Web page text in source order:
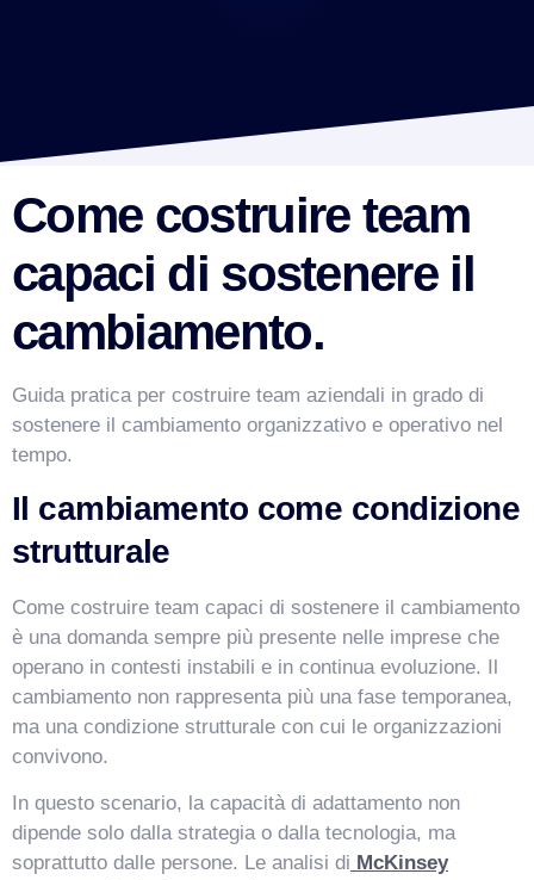
Come costruire team
capaci di sostenere il
cambiamento.
Guida pratica per costruire team aziendali in grado di
sostenere il cambiamento organizzativo e operativo nel
tempo.
Il cambiamento come condizione
strutturale
Come costruire team capaci di sostenere il cambiamento
è una domanda sempre più presente nelle imprese che
operano in contesti instabili e in continua evoluzione. Il
cambiamento non rappresenta più una fase temporanea,
ma una condizione strutturale con cui le organizzazioni
convivono.
In questo scenario, la capacità di adattamento non
dipende solo dalla strategia o dalla tecnologia, ma
soprattutto dalle persone. Le analisi di McKinsey